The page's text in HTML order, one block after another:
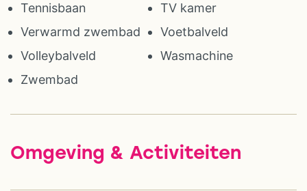
Tennisbaan
TV kamer
Verwarmd zwembad
Voetbalveld
Volleybalveld
Wasmachine
Zwembad
Omgeving & Activiteiten